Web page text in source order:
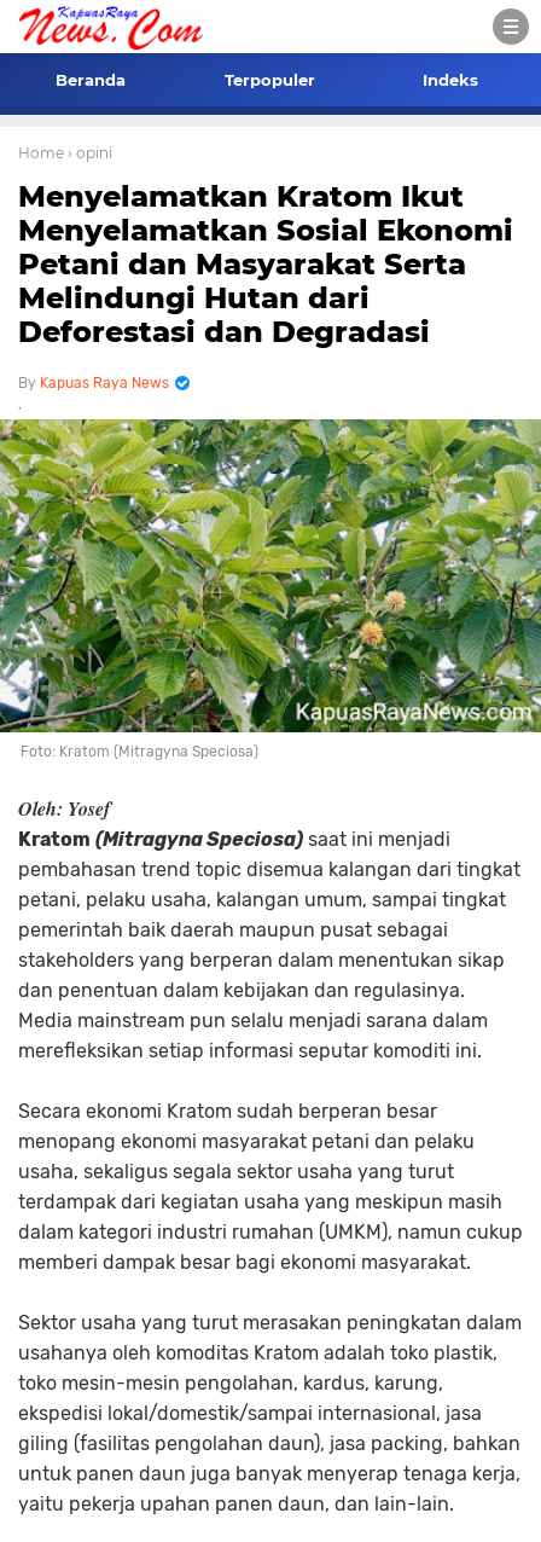
Beranda Terpopuler Indeks
Home › opini
Menyelamatkan Kratom Ikut
Menyelamatkan Sosial Ekonomi
Petani dan Masyarakat Serta
Melindungi Hutan dari
Deforestasi dan Degradasi
Kapuas Raya News
Foto: Kratom (Mitragyna Speciosa)
Oleh: Yosef
Kratom (Mitragyna Speciosa) saat ini menjadi
pembahasan trend topic disemua kalangan dari tingkat
petani, pelaku usaha, kalangan umum, sampai tingkat
pemerintah baik daerah maupun pusat sebagai
stakeholders yang berperan dalam menentukan sikap
dan penentuan dalam kebijakan dan regulasinya.
Media mainstream pun selalu menjadi sarana dalam
merefleksikan setiap informasi seputar komoditi ini.
Secara ekonomi Kratom sudah berperan besar
menopang ekonomi masyarakat petani dan pelaku
usaha, sekaligus segala sektor usaha yang turut
terdampak dari kegiatan usaha yang meskipun masih
dalam kategori industri rumahan (UMKM), namun cukup
memberi dampak besar bagi ekonomi masyarakat.
Sektor usaha yang turut merasakan peningkatan dalam
usahanya oleh komoditas Kratom adalah toko plastik,
toko mesin-mesin pengolahan, kardus, karung,
ekspedisi lokal/domestik/sampai internasional, jasa
giling (fasilitas pengolahan daun), jasa packing, bahkan
untuk panen daun juga banyak menyerap tenaga kerja,
yaitu pekerja upahan panen daun, dan lain-lain.